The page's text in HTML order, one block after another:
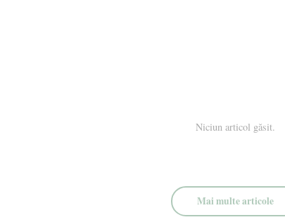
Niciun articol găsit.
Mai multe articole